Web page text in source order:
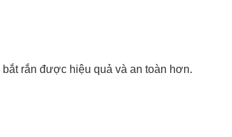
rắn được hiệu quả và an toàn hơn.